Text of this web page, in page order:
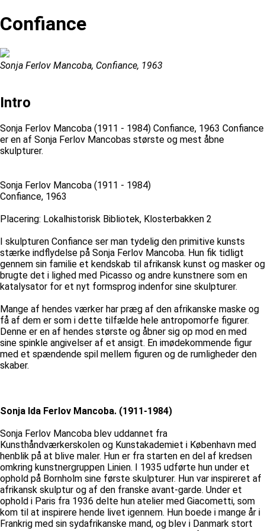
Confiance
Sonja Ferlov Mancoba, Confiance, 1963
Intro
Sonja Ferlov Mancoba (1911 - 1984) Confiance, 1963 Confiance
er en af Sonja Ferlov Mancobas største og mest åbne
skulpturer.
Sonja Ferlov Mancoba (1911 - 1984)
Confiance, 1963
Placering: Lokalhistorisk Bibliotek, Klosterbakken 2
I skulpturen Confiance ser man tydelig den primitive kunsts
stærke indflydelse på Sonja Ferlov Mancoba. Hun fik tidligt
gennem sin familie et kendskab til afrikansk kunst og masker og
brugte det i lighed med Picasso og andre kunstnere som en
katalysator for et nyt formsprog indenfor sine skulpturer.
Mange af hendes værker har præg af den afrikanske maske og
få af dem er som i dette tilfælde hele antropomorfe figurer.
Denne er en af hendes største og åbner sig op mod en med
sine spinkle angivelser af et ansigt. En imødekommende figur
med et spændende spil mellem figuren og de rumligheder den
skaber.
Sonja Ida Ferlov Mancoba. (1911-1984)
Sonja Ferlov Mancoba blev uddannet fra
Kunsthåndværkerskolen og Kunstakademiet i København med
henblik på at blive maler. Hun er fra starten en del af kredsen
omkring kunstnergruppen Linien. I 1935 udførte hun under et
ophold på Bornholm sine første skulpturer. Hun var inspireret af
afrikansk skulptur og af den franske avant-garde. Under et
ophold i Paris fra 1936 delte hun atelier med Giacometti, som
kom til at inspirere hende livet igennem. Hun boede i mange år i
Frankrig med sin sydafrikanske mand, og blev i Danmark stort